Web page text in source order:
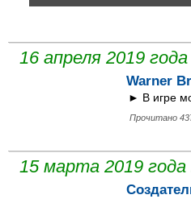
16 апреля 2019
Warner
► В игре
Прочитано
15 марта 2019 года